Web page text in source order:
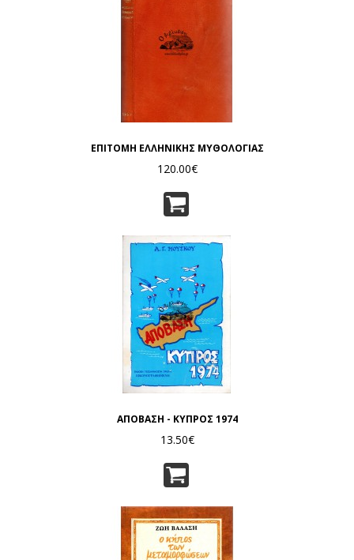
ΕΠΙΤΟΜΗ ΕΛΛΗΝΙΚΗΣ ΜΥΘΟΛΟΓΙΑΣ
120.00€
ΑΠΟΒΑΣΗ - ΚΥΠΡΟΣ 1974
13.50€